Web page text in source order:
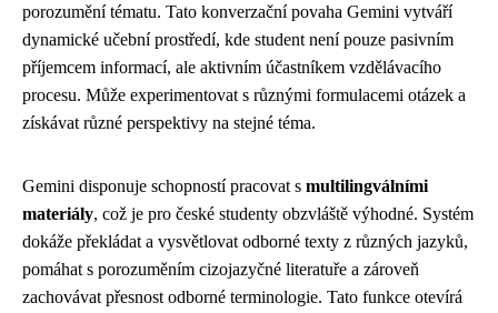
porozumění tématu. Tato konverzační povaha Gemini vytváří
dynamické učební prostředí, kde student není pouze pasivním
příjemcem informací, ale aktivním účastníkem vzdělávacího
procesu. Může experimentovat s různými formulacemi otázek a
získávat různé perspektivy na stejné téma.
Gemini disponuje schopností pracovat s multilingválními
materiály, což je pro české studenty obzvláště výhodné. Systém
dokáže překládat a vysvětlovat odborné texty z různých jazyků,
pomáhat s porozuměním cizojazyčné literatuře a zároveň
zachovávat přesnost odborné terminologie. Tato funkce otevírá